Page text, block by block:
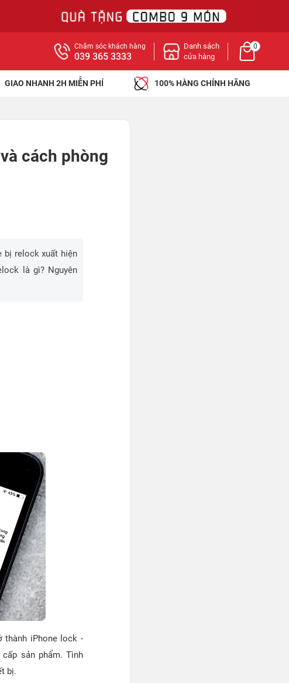
Chăm sóc khách hàng
039 365 3333
Danh sách
cửa hàng
0
GIAO NHANH 2H MIỄN PHÍ 100% HÀNG CHÍNH HÃNG
cách phòng
bị relock xuất hiện
là gì? Nguyên
thành iPhone lock -
sản phẩm. Tình
bị.